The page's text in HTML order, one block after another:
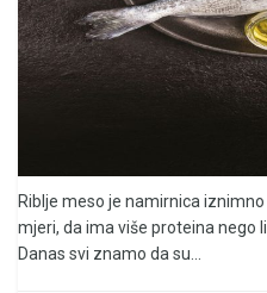
Riblje meso je namirnica
mjeri, da ima više proteina nego
Danas svi znamo da su...